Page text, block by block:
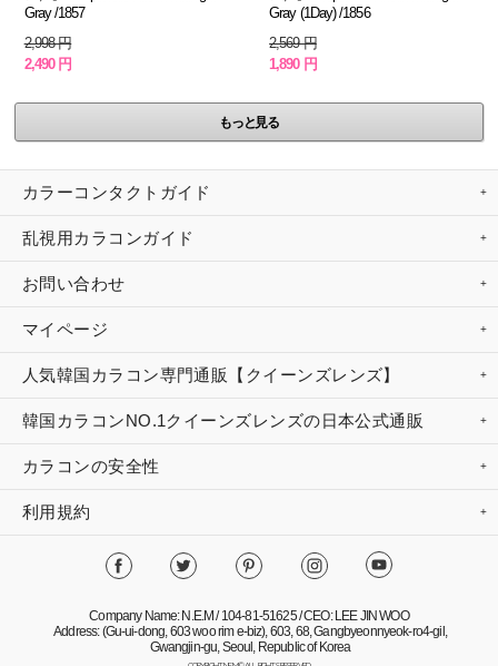
Gray /1857
2,998 円
2,490 円
Gray (1Day) /1856
2,569 円
1,890 円
もっと見る
カラーコンタクトガイド
乱視用カラコンガイド
お問い合わせ
マイページ
人気韓国カラコン専門通販【クイーンズレンズ】
韓国カラコンNO.1クイーンズレンズの日本公式通販
カラコンの安全性
利用規約
Company Name: N.E.M / 104-81-51625 / CEO: LEE JIN WOO
Address: (Gu-ui-dong, 603 woo rim e-biz), 603, 68, Gangbyeonnyeok-ro4-gil,
Gwangjin-gu, Seoul, Republic of Korea